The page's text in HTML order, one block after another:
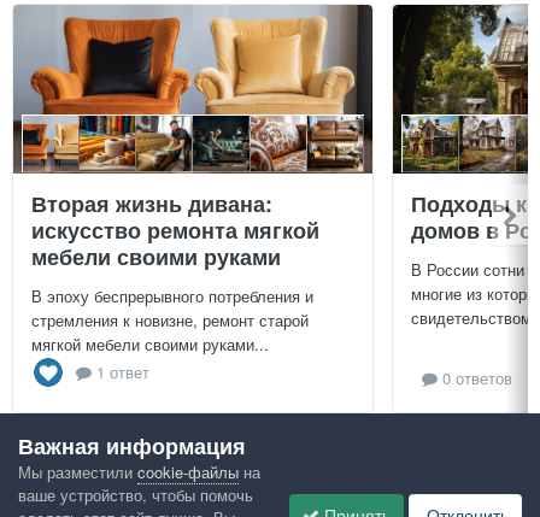
Вторая жизнь дивана:
искусство ремонта мягкой
мебели своими руками
В эпоху беспрерывного потребления и
стремления к новизне, ремонт старой
мягкой мебели своими руками...
1 ответ
Подходы к
домов в
В России сотни
многие из
свидетельством
0 ответов
Посмотреть всё
Важная информация
Мы разместили cookie-файлы на
ваше устройство, чтобы помочь